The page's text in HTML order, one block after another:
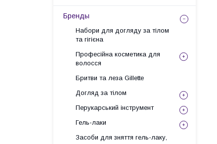
Бренды
Набори для догляду за тілом
та гігієна
Професійна косметика для
волосся
Бритви та леза Gillette
Догляд за тілом
Перукарський інструмент
Гель-лаки
Засоби для зняття гель-лаку,